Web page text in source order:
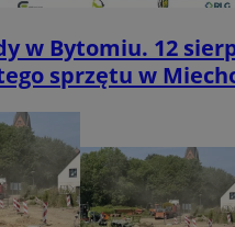
w Bytomiu. 12
sprzętu w